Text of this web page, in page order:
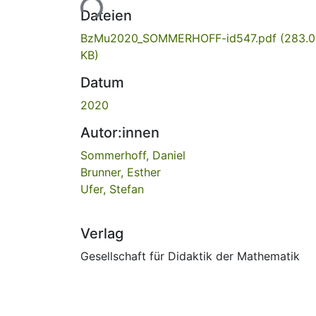
Dateien
BzMu2020_SOMMERHOFF-id547.pdf
KB)
Datum
2020
Autor:innen
Sommerhoff, Daniel
Brunner, Esther
Ufer, Stefan
Verlag
Gesellschaft für Didaktik der Mathematik